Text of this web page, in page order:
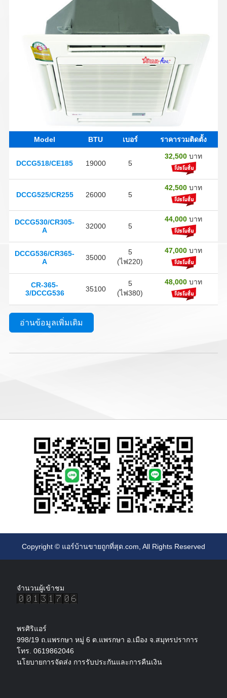
Model BTU เบอร์ ราคารวมติดตั้ง
DCCG518/CE185 19000 5
32,500 บาท
DCCG525/CR255 26000 5
42,500 บาท
DCCG530/CR305-
A
32000 5
44,000 บาท
DCCG536/CR365-
A
35000
5
(ไฟ220)
47,000 บาท
CR-365-
3/DCCG536
35100
5
(ไฟ380)
48,000 บาท
อ่านข้อมูลเพิ่มเติม
Copyright © แอร์บ้านขายถูกที่สุด.com , All Rights Reserved
จำนวนผู้เข้าชม
พรศิริแอร์
998/19 ถ.แพรกษา หมู่ 6 ต.แพรกษา อ.เมือง จ.สมุทรปราการ
โทร. 0619862046
นโยบายการจัดส่ง การรับประกันและการคืนเงิน